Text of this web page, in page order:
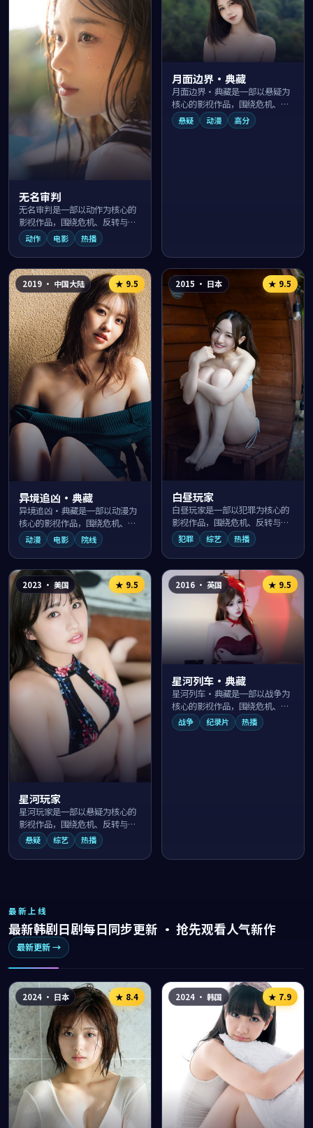
无名审判
无名审判是一部以动作为核心的
影视作品，围绕危机、反转与人
物成长展开，整体节奏紧凑，值
得推荐观看。
动作 电影 热播
月面边界·典藏
月面边界·典藏是一部以悬疑为
核心的影视作品，围绕危机、反
转与人物成长展开，整体节奏紧
凑，值得推荐观看。
悬疑 动漫 高分
2019· 中国大陆 ★ 9.5
异境追凶·典藏
异境追凶·典藏是一部以动漫为
核心的影视作品，围绕危机、反
转与人物成长展开，整体节奏紧
凑，值得推荐观看。
动漫 电影 院线
2015 · 日本 ★ 9.5
白昼玩家
白昼玩家是一部以犯罪为核心的
影视作品，围绕危机、反转与人
物成长展开，整体节奏紧凑，值
得推荐观看。
犯罪 综艺 热播
2023 · 美国 ★ 9.5
星河玩家
星河玩家是一部以悬疑为核心的
影视作品，围绕危机、反转与人
物成长展开，整体节奏紧凑，值
得推荐观看。
悬疑 综艺 热播
2016· 英国 ★ 9.5
星河列车·典藏
星河列车·典藏是一部以战争为
核心的影视作品，围绕危机、反
转与人物成长展开，整体节奏紧
凑，值得推荐观看。
战争 纪录片 热播
最新上线
最新韩剧日剧每日同步更新 · 抢先观看人气新作
最新更新 →
2024· 日本 ★ 8.4 2024· 韩国 ★ 7.9